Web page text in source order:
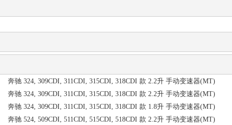
奔驰 324,309CDI,311CDI,313CDI,315CDI,318CDI 款 2.2升 手动变速器(MT)
奔驰 524, 509CDI, 511CDI, 515CDI, 518CDI 款 2.2升 手动变速器(MT)
奔驰 U 300 款 4.3 手动变速器(MT)
奔驰 324, 309CDI, 311CDI, 315CDI, 318CDI 款 2.2升 手动变速器(MT)
奔驰 524 / 509 CDI / 511 CDI / 515 CDI / 518 CDI 款 2.2
奔驰 524 / 509 CDI / 511 CDI / 515 CDI / 518 CDI 款 3.0 手动变速器(MT)
奔驰 324, 309CDI, 311CDI, 315CDI, 318CDI 款 3.0升 手动变速器(MT)
奔驰 324, 309CDI, 311CDI, 315CDI, 318CDI 款 2.2升 手动变速器(MT)
奔驰 324, 309CDI, 311CDI, 315CDI, 318CDI 款 2.2升 手动变速器(MT)
奔驰 324, 309CDI, 311CDI, 315CDI, 318CDI 款 1.8升 手动变速器(MT)
奔驰 524, 509CDI, 511CDI, 515CDI, 518CDI 款 2.2升 手动变速器(MT)